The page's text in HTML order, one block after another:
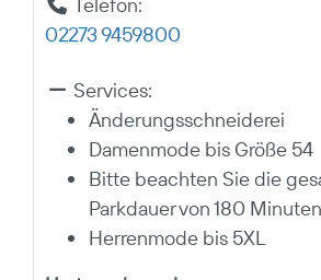
Telefon:
02273 9459800
Services:
Änderungsschneiderei
Damenmode bis Größe 54
Bitte beachten Sie die
Parkdauer von 180 Minuten
Herrenmode bis 5XL